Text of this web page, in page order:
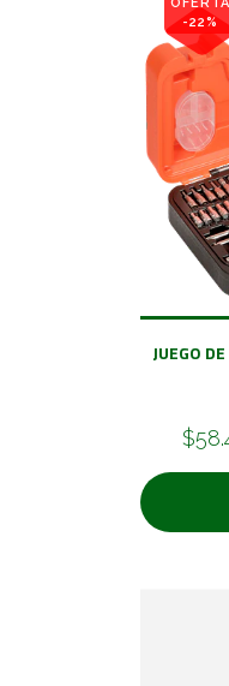
OFERTA
-22%
JUEGO